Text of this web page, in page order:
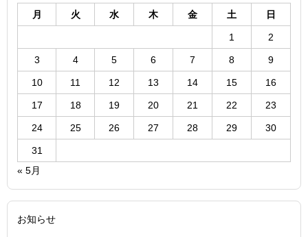
月 火 水 木 金 土 日
1 2
3 4 5 6 7 8 9
10 11 12 13 14 15 16
17 18 19 20 21 22 23
24 25 26 27 28 29 30
31
« 5月
お知らせ